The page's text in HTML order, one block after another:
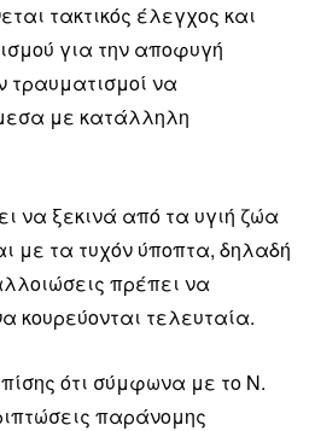
τακτικός έλεγχος και
για την αποφυγή
τραυματισμοί να
με κατάλληλη
να ξεκινά από τα υγιή ζώα
με τα τυχόν ύποπτα, δηλαδή
πρέπει να
κουρεύονται τελευταία.
ότι σύμφωνα με το Ν.
παράνομης